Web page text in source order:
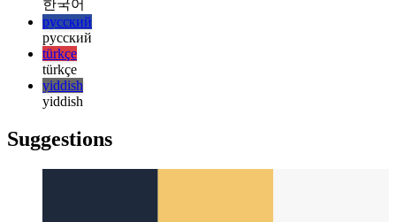
日本語
한국어
한국어
русский
русский
türkçe
türkçe
yiddish
yiddish